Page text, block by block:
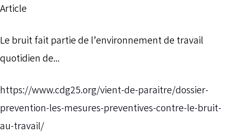
Article
Le bruit fait partie de l’environnement de travail
quotidien de...
https://www.cdg25.org/vient-de-paraitre/dossier-
prevention-les-mesures-preventives-contre-le-bruit-
au-travail/